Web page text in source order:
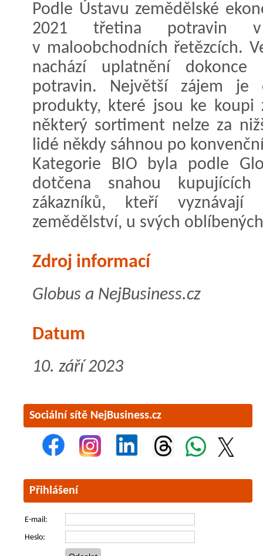
Podle Ústavu zemědělské
2021 třetina potravin
v maloobchodních řetězcích.
nachází uplatnění
potravin. Největší zájem
produkty, které jsou ke koupi
některý sortiment nelze za
lidé někdy sáhnou po
Kategorie BIO byla podle
dotčena snahou
zákazníků, kteří vyznávají
zemědělství, u svých
Zdroj informací
Globus a NejBusiness.cz
Datum
10. září 2023
Sociální sítě NejBusiness.cz
Přihlášení
E-mail:
Heslo: